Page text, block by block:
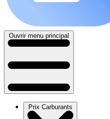
Ouvrir menu principal
Prix Carburants